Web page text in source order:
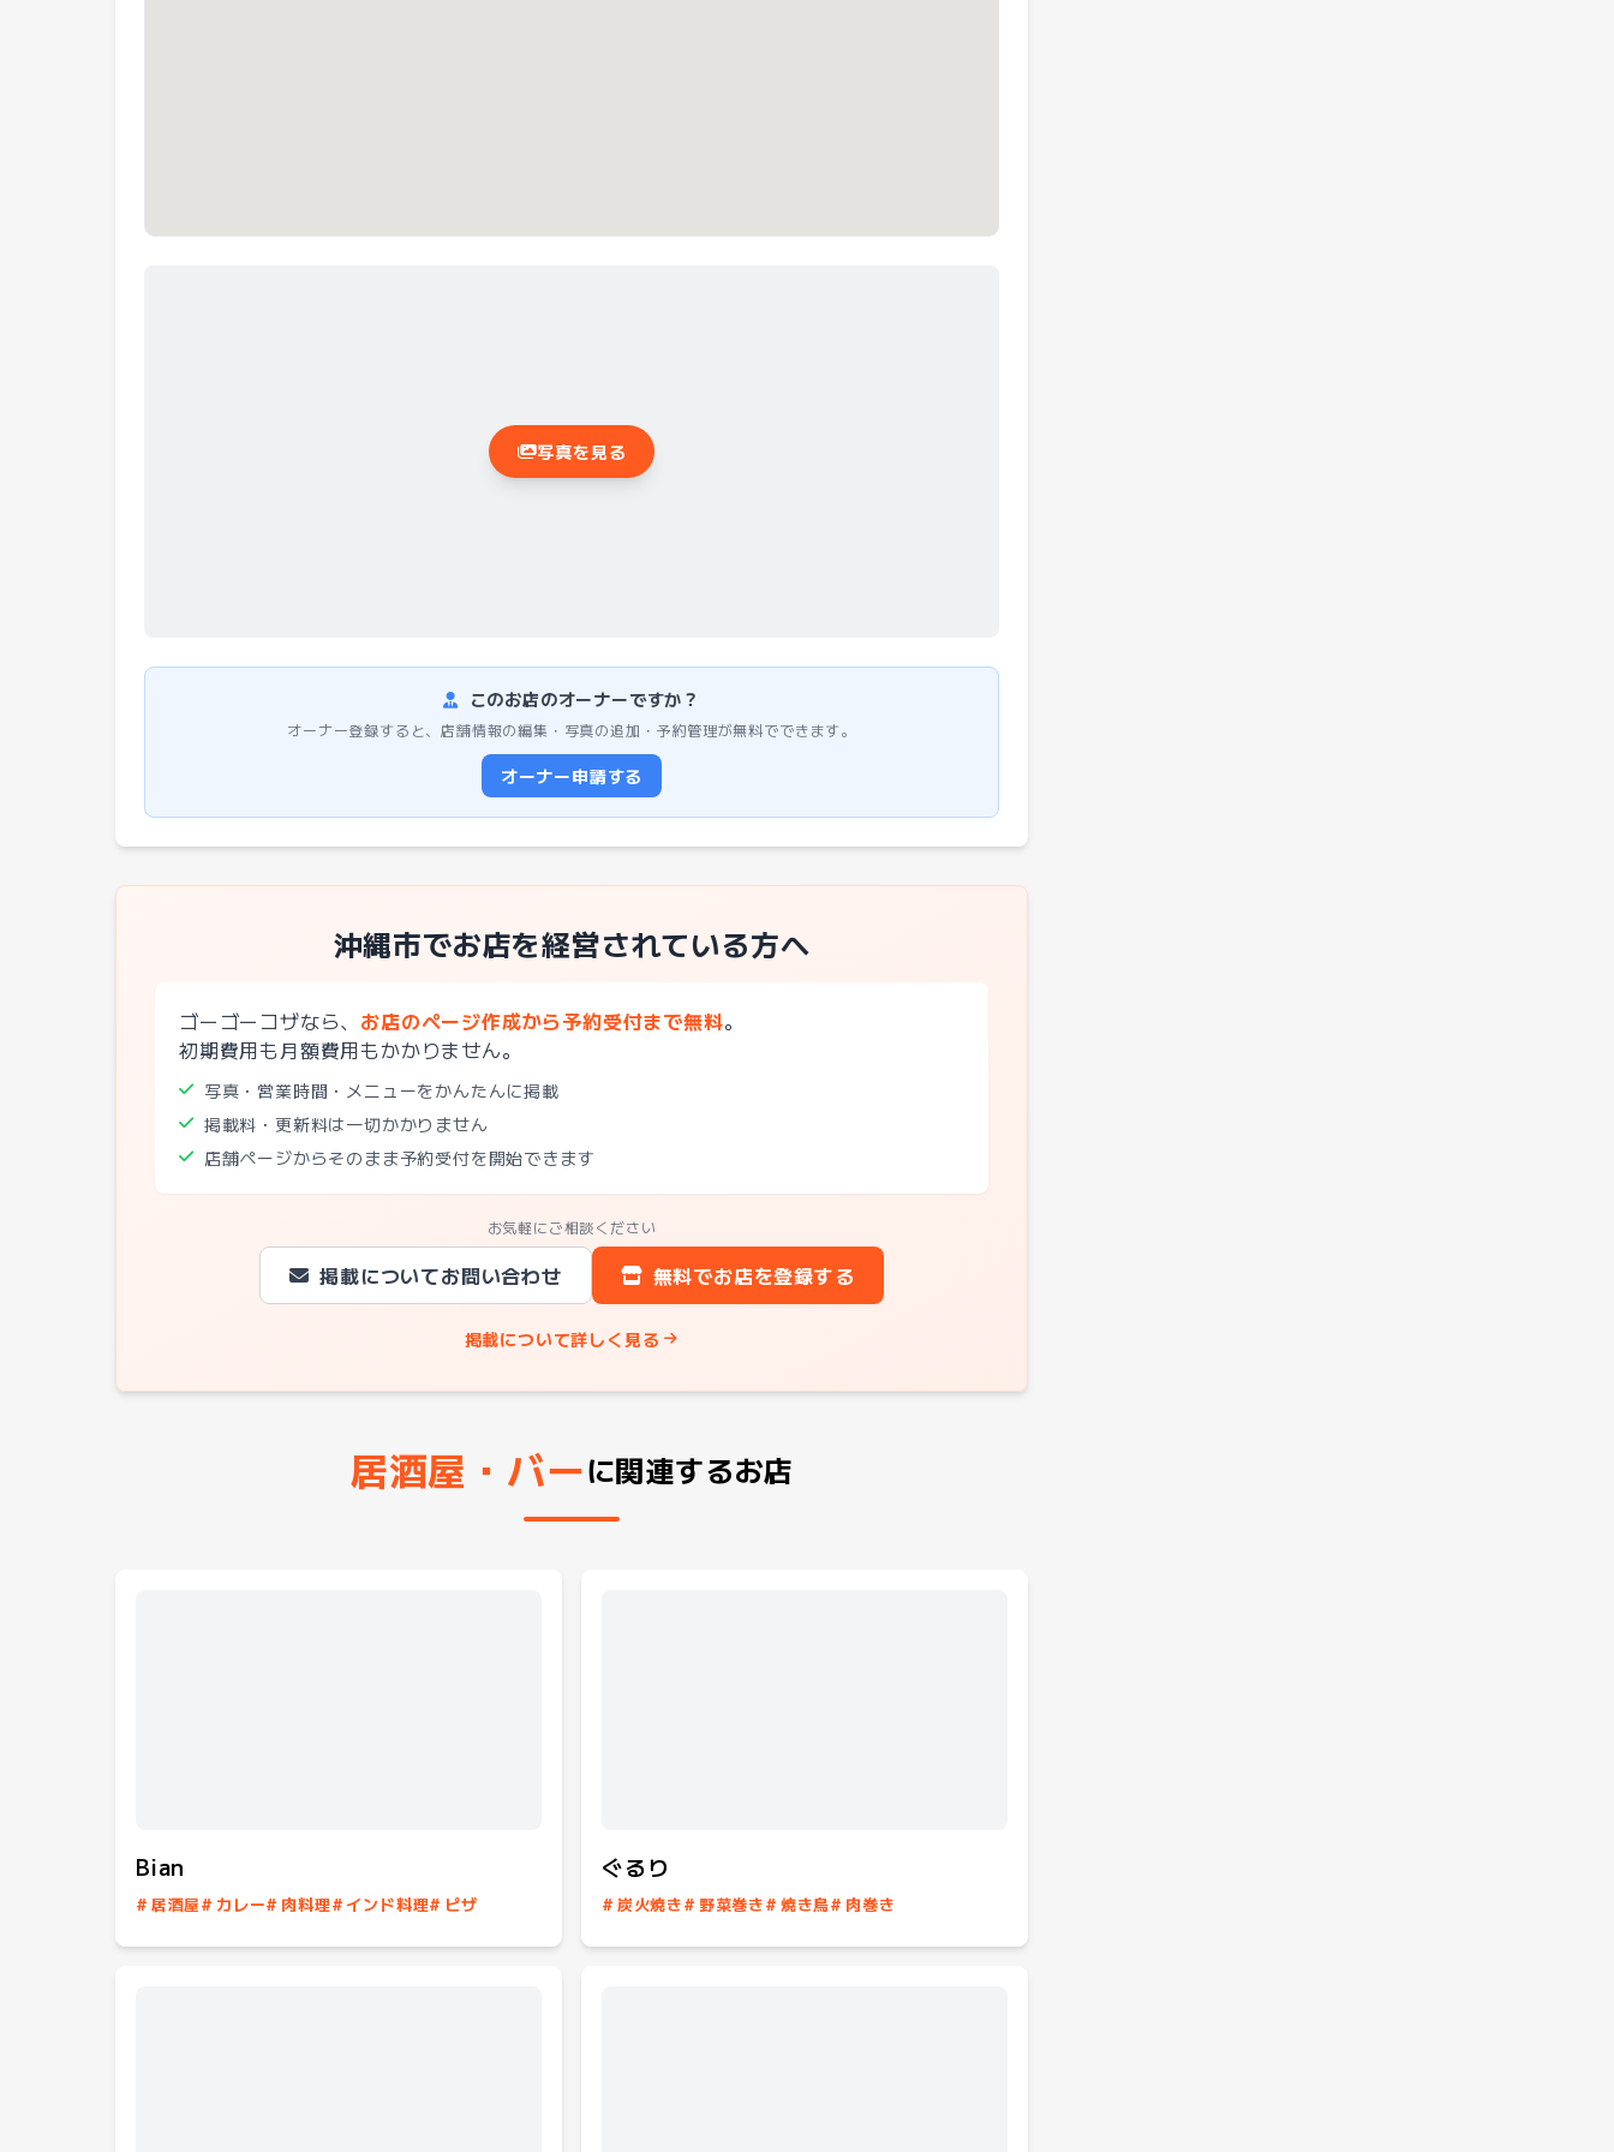
写真を見る
このお店のオーナーですか？
オーナー登録すると、店舗情報の編集・写真の追加・予約管理が無料でできます。
オーナー申請する
沖縄市でお店を経営されている方へ
ゴーゴーコザなら、 お店のページ作成から予約受付まで無料。
初期費用も月額費用もかかりません。
写真・営業時間・メニューをかんたんに掲載
掲載料・更新料は一切かかりません
店舗ページからそのまま予約受付を開始できます
お気軽にご相談ください
掲載についてお問い合わせ 無料でお店を登録する
掲載について詳しく見る
居酒屋・バーに関連するお店
Bian
# 居酒屋# カレー# 肉料理# インド料理# ピザ
ぐるり
# 炭火焼き# 野菜巻き# 焼き鳥# 肉巻き